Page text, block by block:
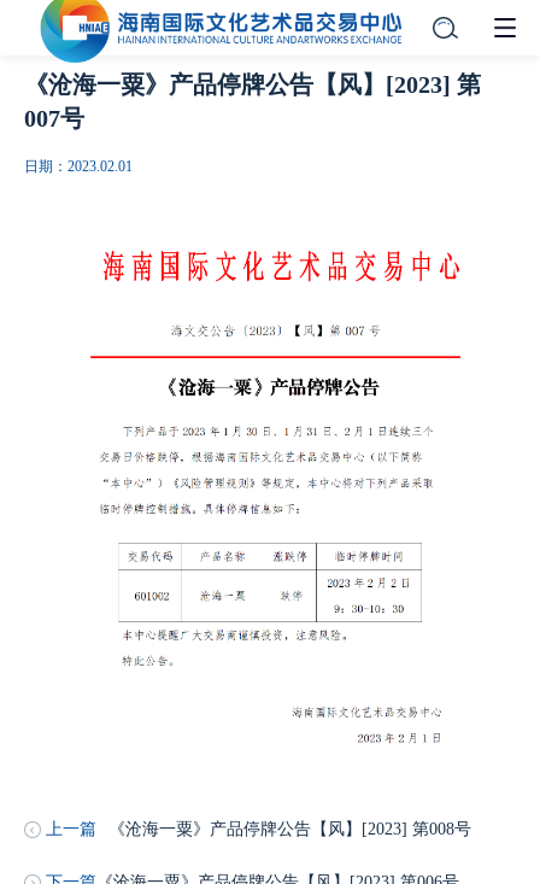
《沧海一粟》产品停牌公告【风】[2023] 第
007号
日期：2023.02.01
上一篇 《沧海一粟》产品停牌公告【风】[2023] 第008号